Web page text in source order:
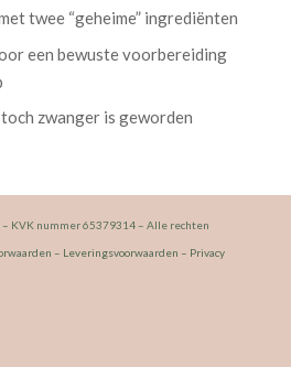
twee “geheime” ingrediënten
een bewuste voorbereiding
zwanger is geworden
– KVK nummer 65379314 – Alle rechten
– Leveringsvoorwaarden – Privacy